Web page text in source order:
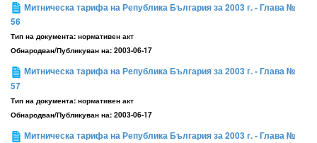
Митническа тарифа на Република България за 2003 г. - Глава №
56
Тип на документа: нормативен акт
Обнародван/Публикуван на: 2003-06-17
Митническа тарифа на Република България за 2003 г. - Глава №
57
Тип на документа: нормативен акт
Обнародван/Публикуван на: 2003-06-17
Митническа тарифа на Република България за 2003 г. - Глава №